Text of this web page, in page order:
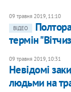
09 травня 2019, 11:10
ВІДЕО
термін
09 травня 2019, 10:31
Невідомі
людьми на